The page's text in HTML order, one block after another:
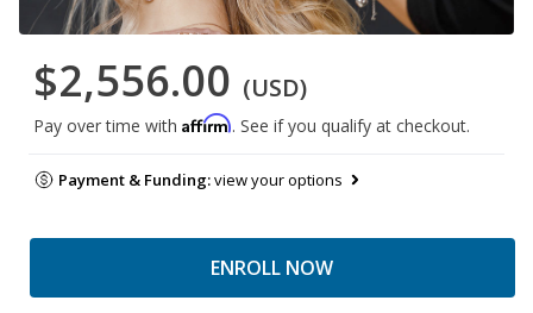
$2,556.00 (USD)
Pay over time with Affirm. See if you qualify at checkout.
Payment & Funding:view your options
ENROLL NOW